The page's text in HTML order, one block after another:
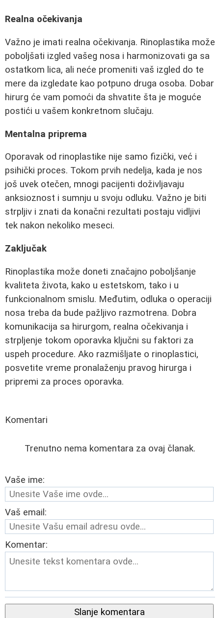
Realna očekivanja
Važno je imati realna očekivanja. Rinoplastika može
poboljšati izgled vašeg nosa i harmonizovati ga sa
ostatkom lica, ali neće promeniti vaš izgled do te
mere da izgledate kao potpuno druga osoba. Dobar
hirurg će vam pomoći da shvatite šta je moguće
postići u vašem konkretnom slučaju.
Mentalna priprema
Oporavak od rinoplastike nije samo fizički, već i
psihički proces. Tokom prvih nedelja, kada je nos
još uvek otečen, mnogi pacijenti doživljavaju
anksioznost i sumnju u svoju odluku. Važno je biti
strpljiv i znati da konačni rezultati postaju vidljivi
tek nakon nekoliko meseci.
Zaključak
Rinoplastika može doneti značajno poboljšanje
kvaliteta života, kako u estetskom, tako i u
funkcionalnom smislu. Međutim, odluka o operaciji
nosa treba da bude pažljivo razmotrena. Dobra
komunikacija sa hirurgom, realna očekivanja i
strpljenje tokom oporavka ključni su faktori za
uspeh procedure. Ako razmišljate o rinoplastici,
posvetite vreme pronalaženju pravog hirurga i
pripremi za proces oporavka.
Komentari
Trenutno nema komentara za ovaj članak.
Vaše ime:
Vaš email:
Komentar:
Slanje komentara